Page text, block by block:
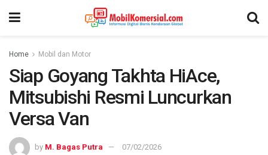
Home Mobil dan Motor
Siap Goyang Takhta HiAce,
Mitsubishi Resmi Luncurkan
Versa Van
by M. Bagas Putra 07/02/2026